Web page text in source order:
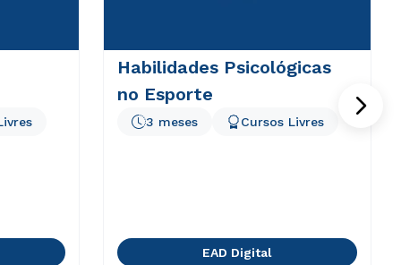
Habilidades Psicológicas
no Esporte
3 meses Cursos Livres
EAD Digital